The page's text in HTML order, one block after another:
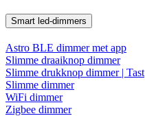
Smart led-dimmers
Astro BLE dimmer met app
Slimme draaiknop dimmer
Slimme drukknop dimmer | Tast
Slimme dimmer
WiFi dimmer
Zigbee dimmer